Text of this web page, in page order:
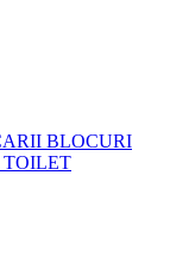
BLOCURI
TOILET